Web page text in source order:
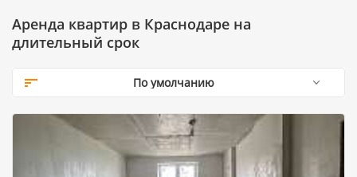
Аренда квартир в Краснодаре на
длительный срок
По умолчанию